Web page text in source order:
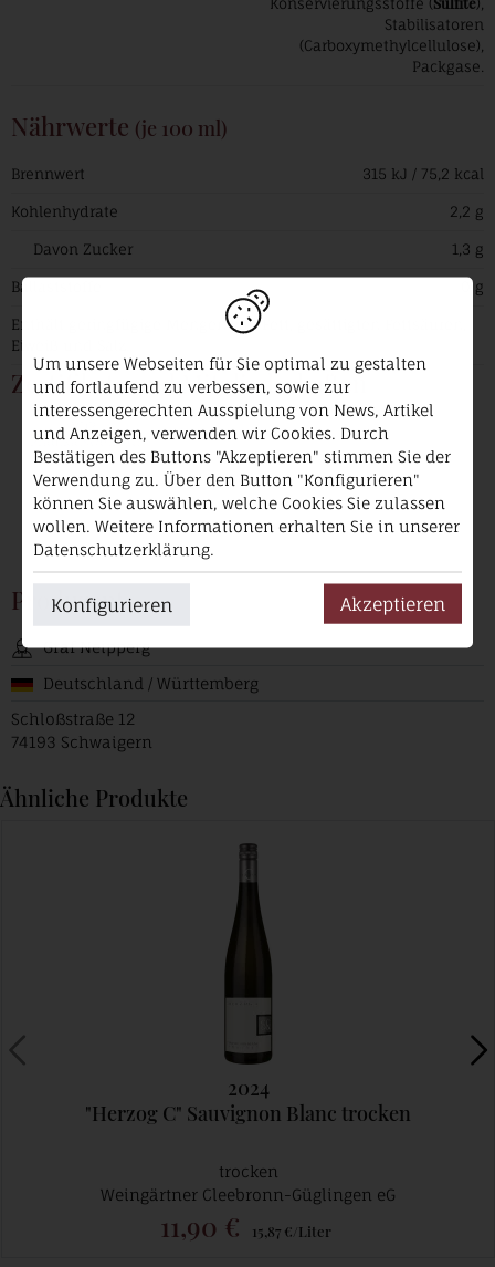
Stabilisatoren
(Carboxymethylcellulose),
Packgase.
Nährwerte (je 100 ml)
Brennwert 315 kJ / 75,2 kcal
Kohlenhydrate 2,2 g
Davon Zucker 1,3 g
Ballaststoffe 0 g
Enthält geringfügige Mengen von Fett, gesättigten Fettsäuren,
Eiweiß und Salz.
Zertifikate und Mitgliedschaften
VDP.
Prädikatsweingut
Produzent
Graf Neipperg
Deutschland / Württemberg
Schloßstraße 12
74193 Schwaigern
Ähnliche Produkte
2024
"Herzog C" Sauvignon Blanc trocken
trocken
Weingärtner Cleebronn-Güglingen eG
11,90 € 15,87 €/Liter
Um unsere Webseiten für Sie optimal zu gestalten
und fortlaufend zu verbessen, sowie zur
interessengerechten Ausspielung von News, Artikel
und Anzeigen, verwenden wir Cookies. Durch
Bestätigen des Buttons "Akzeptieren" stimmen Sie der
Verwendung zu. Über den Button "Konfigurieren"
können Sie auswählen, welche Cookies Sie zulassen
wollen. Weitere Informationen erhalten Sie in unserer
Datenschutzerklärung.
Konfigurieren Akzeptieren